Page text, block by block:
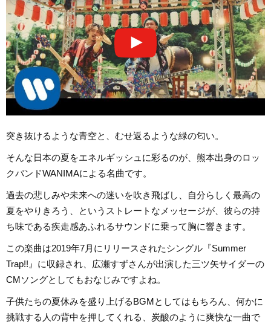
突き抜けるような青空と、むせ返るような緑の匂い。
そんな日本の夏をエネルギッシュに彩るのが、熊本出身のロッ
クバンドWANIMAによる名曲です。
過去の悲しみや未来への迷いを吹き飛ばし、自分らしく最高の
夏をやりきろう、というストレートなメッセージが、彼らの持
ち味である疾走感あふれるサウンドに乗って胸に響きます。
この楽曲は2019年7月にリリースされたシングル『Summer
Trap!!』に収録され、広瀬すずさんが出演した三ツ矢サイダーの
CMソングとしてもおなじみですよね。
子供たちの夏休みを盛り上げるBGMとしてはもちろん、何かに
挑戦する人の背中を押してくれる、炭酸のように爽快な一曲で